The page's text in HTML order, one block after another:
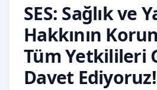
SES: Sağlık ve
Hakkının
Tüm Yetkilileri
Davet Ediyoruz!